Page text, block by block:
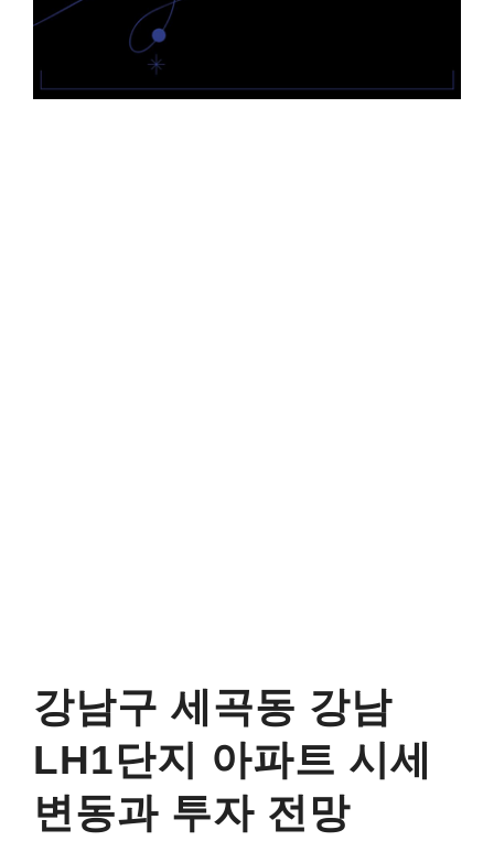
강남구 세곡동 강남
LH1단지 아파트 시세
변동과 투자 전망